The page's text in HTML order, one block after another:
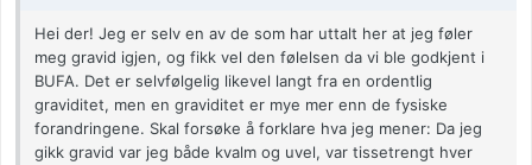
Hei der! Jeg er selv en av de som har uttalt her at jeg føler
meg gravid igjen, og fikk vel den følelsen da vi ble godkjent i
BUFA. Det er selvfølgelig likevel langt fra en ordentlig
graviditet, men en graviditet er mye mer enn de fysiske
forandringene. Skal forsøke å forklare hva jeg mener: Da jeg
gikk gravid var jeg både kvalm og uvel, var tissetrengt hver